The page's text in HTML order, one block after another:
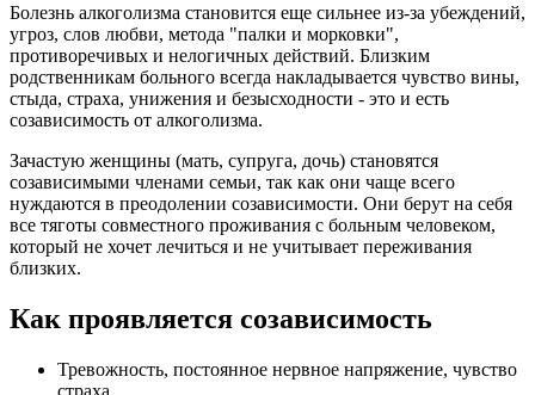
Болезнь алкоголизма становится еще сильнее из-за убеждений,
угроз, слов любви, метода "палки и морковки",
противоречивых и нелогичных действий. Близким
родственникам больного всегда накладывается чувство вины,
стыда, страха, унижения и безысходности - это и есть
созависимость от алкоголизма.
Зачастую женщины (мать, супруга, дочь) становятся
созависимыми членами семьи, так как они чаще всего
нуждаются в преодолении созависимости. Они берут на себя
все тяготы совместного проживания с больным человеком,
который не хочет лечиться и не учитывает переживания
близких.
Как проявляется созависимость
Тревожность, постоянное нервное напряжение, чувство
страха